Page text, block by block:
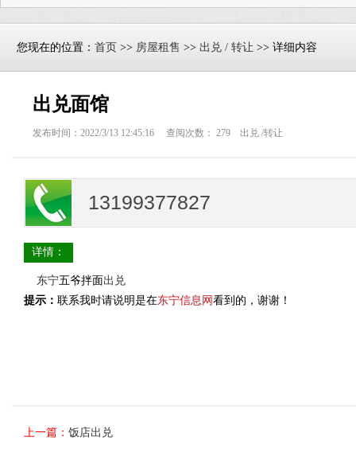
您现在的位置： 首页 >> 房屋租售 >> 出兑 / 转让 >> 详细内容
出兑面馆
发布时间：2022/3/13 12:45:16 查阅次数： 279 出兑 /转让
13199377827
详情：
东宁五爷拌面出兑
提示： 联系我时请说明是在东宁信息网 看到的，谢谢！
上一篇： 饭店出兑